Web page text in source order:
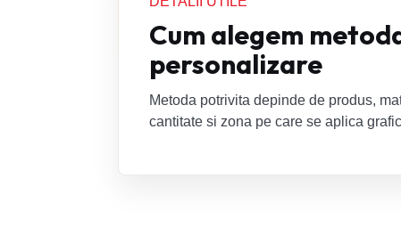
Cum alegem
personalizare
Metoda potrivita depinde de produs,
cantitate si zona pe care se aplica